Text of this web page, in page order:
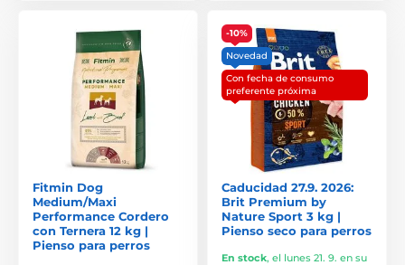
Fitmin Dog
Medium/Maxi
Performance Cordero
con Ternera 12 kg |
Pienso para perros
-10%
Novedad
Con fecha de consumo
preferente próxima
Caducidad 27.9. 2026:
Brit Premium by
Nature Sport 3 kg |
Pienso seco para perros
En stock, el lunes 21. 9. en su